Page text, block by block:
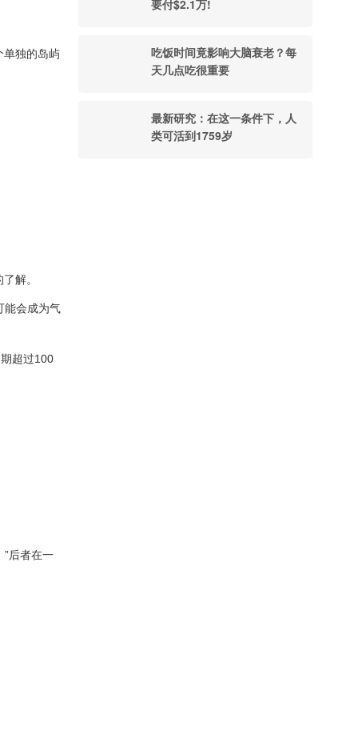
单独的岛屿
解。
能会成为气
超过100
后者在一
要付$2.1万!
吃饭时间竟影响大脑衰老？每
天几点吃很重要
最新研究：在这一条件下，人
类可活到1759岁